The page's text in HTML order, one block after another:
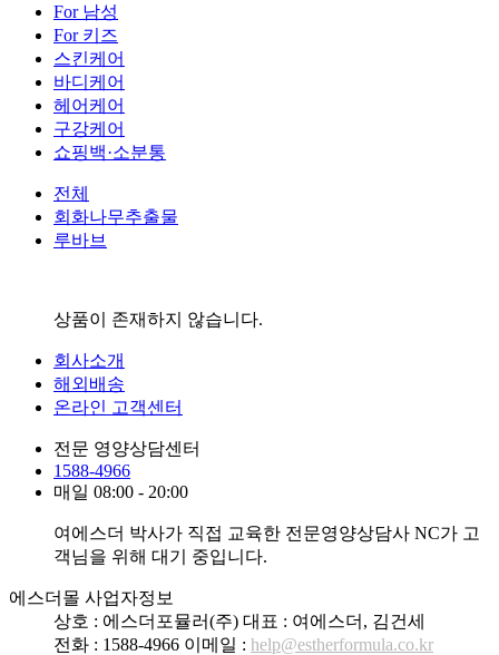
For 남성
For 키즈
스킨케어
바디케어
헤어케어
구강케어
쇼핑백·소분통
전체
회화나무추출물
루바브
상품이 존재하지 않습니다.
회사소개
해외배송
온라인 고객센터
전문 영양상담센터
1588-4966
매일 08:00 - 20:00
여에스더 박사가 직접 교육한 전문영양상담사 NC가 고
객님을 위해 대기 중입니다.
에스더몰 사업자정보
상호 : 에스더포뮬러(주) 대표 : 여에스더, 김건세
전화 : 1588-4966 이메일 : help@estherformula.co.kr